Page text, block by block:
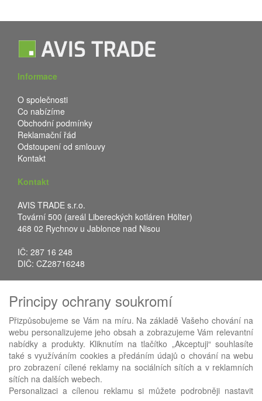
Informace
O společnosti
Co nabízíme
Obchodní podmínky
Reklamační řád
Odstoupení od smlouvy
Kontakt
Kontakt
AVIS TRADE s.r.o.
Tovární 500 (areál Libereckých kotláren Hölter)
468 02 Rychnov u Jablonce nad Nisou
IČ: 287 16 248
DIČ: CZ28716248
Fax: +420 483 034 590
E-mail:info@avistrade.cz
Web:www.avistrade.cz
Používáme ABRA eShop- nejlepší řešení e-commerce pro náš
Principy ochrany soukromí
Přizpůsobujeme se Vám na míru. Na základě Vašeho chování na
webu personalizujeme jeho obsah a zobrazujeme Vám relevantní
nabídky a produkty. Kliknutím na tlačítko „Akceptuji“ souhlasíte
také s využíváním cookies a předáním údajů o chování na webu
pro zobrazení cílené reklamy na sociálních sítích a v reklamních
sítích na dalších webech.
Personalizaci a cílenou reklamu si můžete podrobněji nastavit